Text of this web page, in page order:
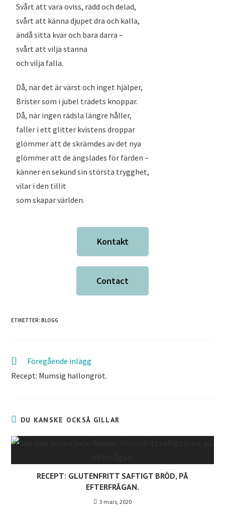
Svårt att vara oviss, rädd och delad,
svårt att känna djupet dra och kalla,
ändå sitta kvar och bara darra –
svårt att vilja stanna
och vilja falla.
Då, när det är värst och inget hjälper,
Brister som i jubel trädets knoppar.
Då, när ingen rädsla längre håller,
faller i ett glitter kvistens droppar
glömmer att de skrämdes av det nya
glömmer att de ängslades för färden –
känner en sekund sin största trygghet,
vilar i den tillit
som skapar världen.
Kontakt
Contact
ETIKETTER:BLOGG
Föregående inlägg
Recept: Mumsig hallongröt.
DU KANSKE OCKSÅ GILLAR
RECEPT: GLUTENFRITT SAFTIGT BRÖD, PÅ
EFTERFRÅGAN.
3 mars, 2020